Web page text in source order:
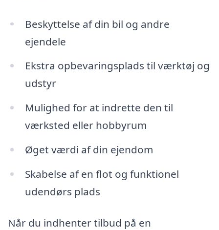
Beskyttelse af din bil og andre
ejendele
Ekstra opbevaringsplads til værktøj og
udstyr
Mulighed for at indrette den til
værksted eller hobbyrum
Øget værdi af din ejendom
Skabelse af en flot og funktionel
udendørs plads
Når du indhenter tilbud på en